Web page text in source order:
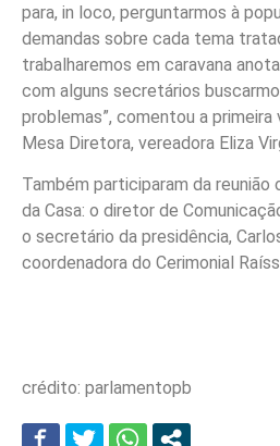
para, in loco, perguntarmos à
demandas sobre cada tema
trabalharemos em caravana
com alguns secretários
problemas”, comentou a
Mesa Diretora, vereadora Eliza
Também participaram da
da Casa: o diretor de
o secretário da presidência,
coordenadora do Cerimonial
crédito: parlamentopb